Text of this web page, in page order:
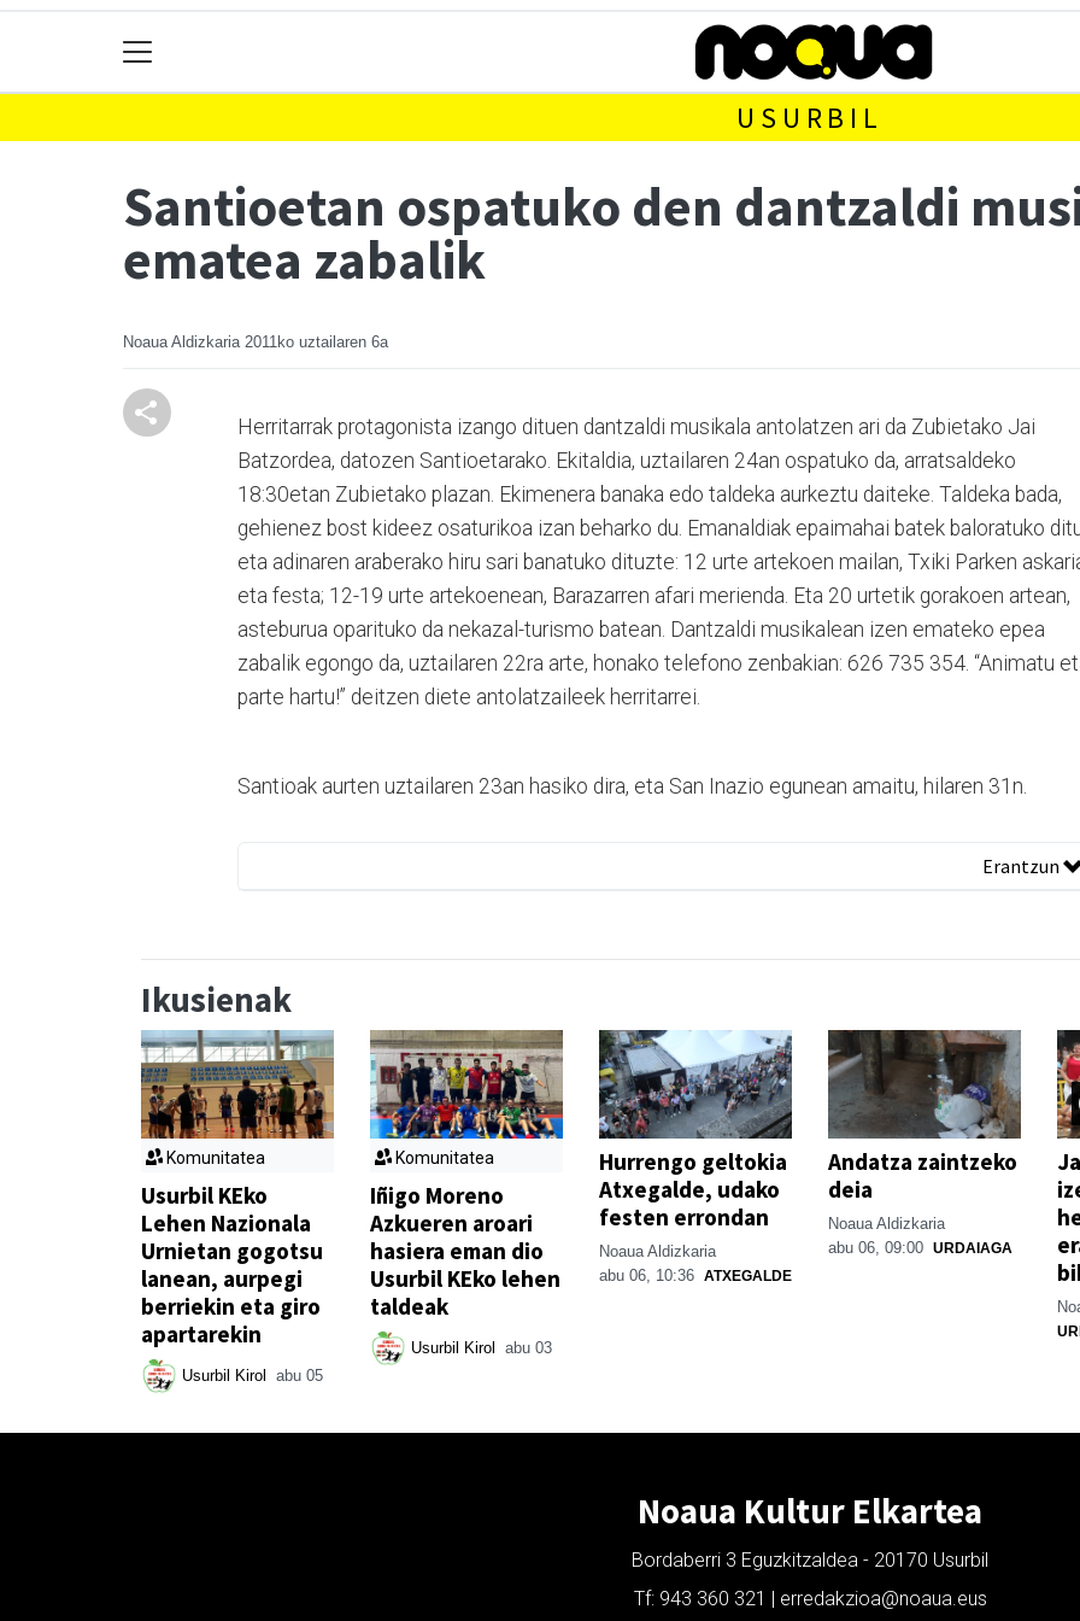
USURBIL
Santioetan ospatuko den dantzaldi
ematea zabalik
Noaua Aldizkaria 2011ko uztailaren 6a
Herritarrak protagonista izango dituen dantzaldi musikala antolatzen ari da Zubietako Jai
Batzordea, datozen Santioetarako. Ekitaldia, uztailaren 24an ospatuko da, arratsaldeko
18:30etan Zubietako plazan. Ekimenera banaka edo taldeka aurkeztu daiteke. Taldeka bada,
gehienez bost kideez osaturikoa izan beharko du. Emanaldiak epaimahai batek baloratuko
eta adinaren araberako hiru sari banatuko dituzte: 12 urte artekoen mailan, Txiki Parken
eta festa; 12-19 urte artekoenean, Barazarren afari merienda. Eta 20 urtetik gorakoen artean,
asteburua oparituko da nekazal-turismo batean. Dantzaldi musikalean izen emateko epea
zabalik egongo da, uztailaren 22ra arte, honako telefono zenbakian: 626 735 354. “Animatu
parte hartu!” deitzen diete antolatzaileek herritarrei.
Santioak aurten uztailaren 23an hasiko dira, eta San Inazio egunean amaitu, hilaren 31n.
Erantzun
Ikusienak
Komunitatea
Usurbil KEko
Lehen Nazionala
Urnietan gogotsu
lanean, aurpegi
berriekin eta giro
apartarekin
Usurbil Kirol abu 05
Komunitatea
Iñigo Moreno
Azkueren aroari
hasiera eman dio
Usurbil KEko lehen
taldeak
Usurbil Kirol abu 03
Hurrengo geltokia
Atxegalde, udako
festen errondan
Noaua Aldizkaria
abu 06, 10:36 ATXEGALDE
Andatza zaintzeko
deia
Noaua Aldizkaria
abu 06, 09:00 URDAIAGA
Noaua Kultur Elkartea
Bordaberri 3 Eguzkitzaldea - 20170 Usurbil
Tf: 943 360 321 | erredakzioa@noaua.eus